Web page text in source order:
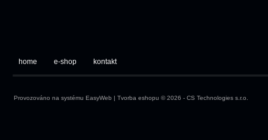
home e-shop kontakt
Provozováno na systému EasyWeb | Tvorba eshopu © 2026 - CS Technologies s.r.o.